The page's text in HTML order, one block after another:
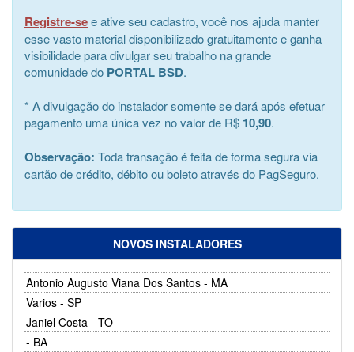
Registre-see ative seu cadastro, você nos ajuda manter
esse vasto material disponibilizado gratuitamente e ganha
visibilidade para divulgar seu trabalho na grande
comunidade do PORTAL BSD.
* A divulgação do instalador somente se dará após efetuar
pagamento uma única vez no valor de R$ 10,90.
Observação: Toda transação é feita de forma segura via
cartão de crédito, débito ou boleto através do PagSeguro.
NOVOS INSTALADORES
Antonio Augusto Viana Dos Santos - MA
Varios - SP
Janiel Costa - TO
- BA